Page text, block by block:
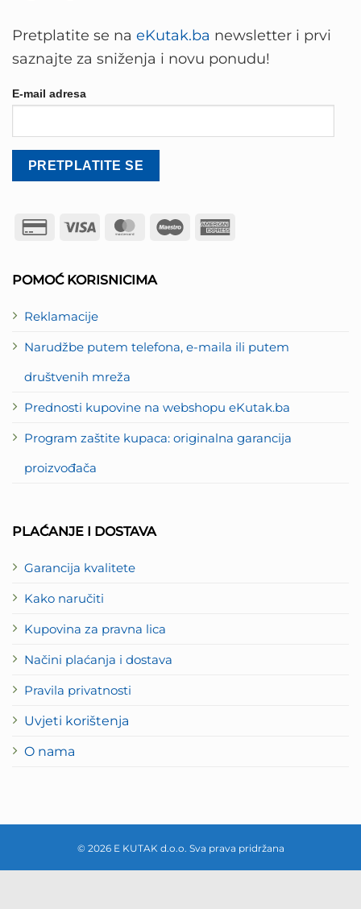
POMOĆ KORISNICIMA
Reklamacije
Narudžbe putem telefona, e-maila ili putem
društvenih mreža
Prednosti kupovine na webshopu eKutak.ba
Program zaštite kupaca: originalna garancija
proizvođača
PLAĆANJE I DOSTAVA
Garancija kvalitete
Kako naručiti
Kupovina za pravna lica
Načini plaćanja i dostava
Pravila privatnosti
Uvjeti korištenja
O nama
Pretplatite se na eKutak.ba newsletter i prvi
saznajte za sniženja i novu ponudu!
E-mail adresa
Credit
Visa MasterCard
Maestro
© 2026 E KUTAK d.o.o. Sva prava pridržana